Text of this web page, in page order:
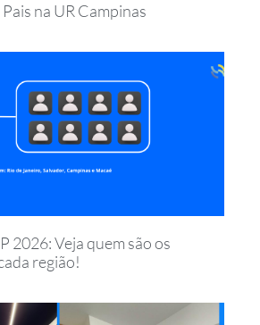
na UR Campinas
2026: Veja quem são os
região!